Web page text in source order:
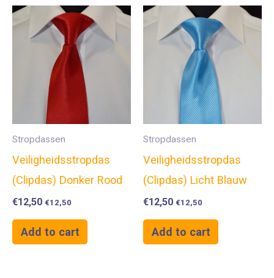
Stropdassen
Veiligheidsstropdas
(Clipdas) Donker Rood
€12,50 €12,50
Add to cart
Stropdassen
Veiligheidsstropdas
(Clipdas) Licht Blauw
€12,50 €12,50
Add to cart